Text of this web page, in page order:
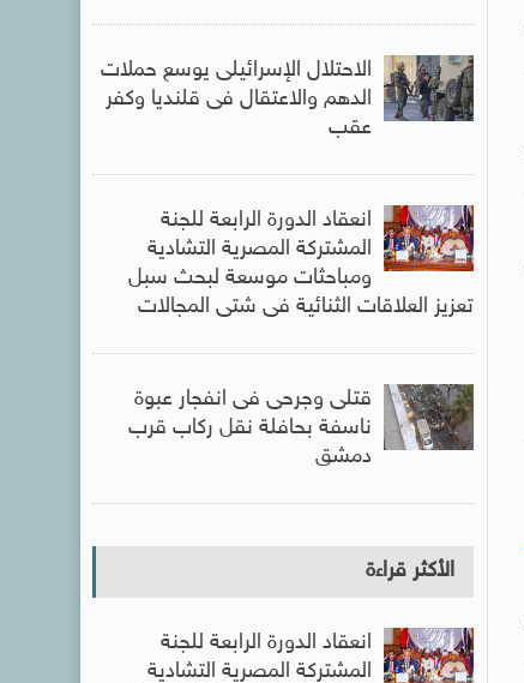
الاحتلال الإسرائيلى يوسع حملات
الدهم والاعتقال فى قلنديا وكفر
عقب
انعقاد الدورة الرابعة للجنة
المشتركة المصرية التشادية
ومباحثات موسعة لبحث سبل
تعزيز العلاقات الثنائية فى شتى المجالات
قتلى وجرحى فى انفجار عبوة
ناسفة بحافلة نقل ركاب قرب
دمشق
الأكثر قراءة
انعقاد الدورة الرابعة للجنة
المشتركة المصرية التشادية